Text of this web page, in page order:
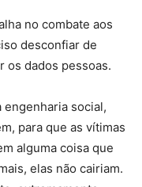
no combate aos
desconfiar de
os dados pessoas.
engenharia social,
para que as vítimas
alguma coisa que
elas não cairiam.